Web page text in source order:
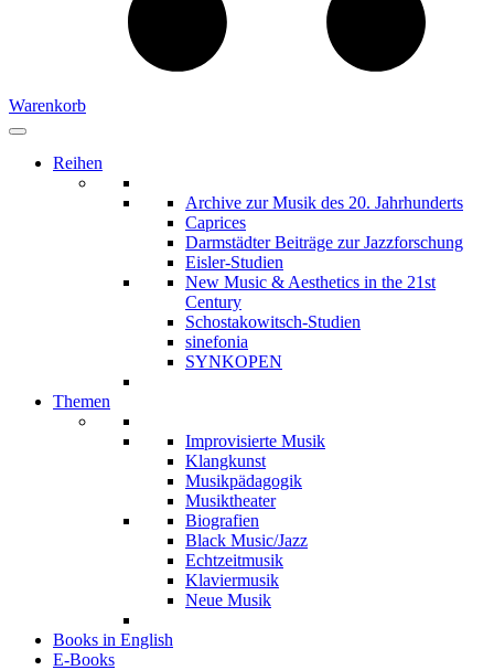
Warenkorb
Reihen
Archive zur Musik des 20. Jahrhunderts
Caprices
Darmstädter Beiträge zur Jazzforschung
Eisler-Studien
New Music & Aesthetics in the 21st
Century
Schostakowitsch-Studien
sinefonia
SYNKOPEN
Themen
Improvisierte Musik
Klangkunst
Musikpädagogik
Musiktheater
Biografien
Black Music/Jazz
Echtzeitmusik
Klaviermusik
Neue Musik
Books in English
E-Books